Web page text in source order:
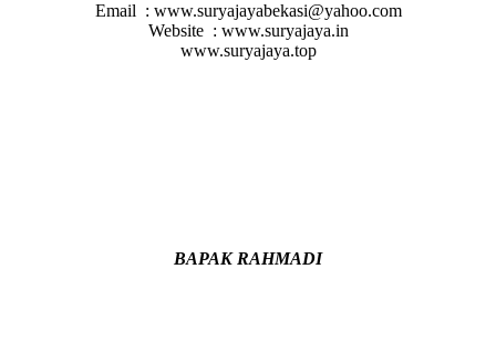
Email : www.suryajayabekasi@yahoo.com
Website : www.suryajaya.in
www.suryajaya.top
BAPAK RAHMADI